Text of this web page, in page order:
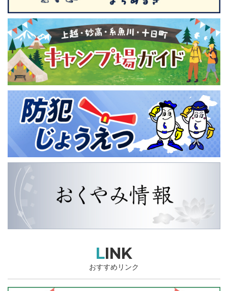
LINK
おすすめリンク